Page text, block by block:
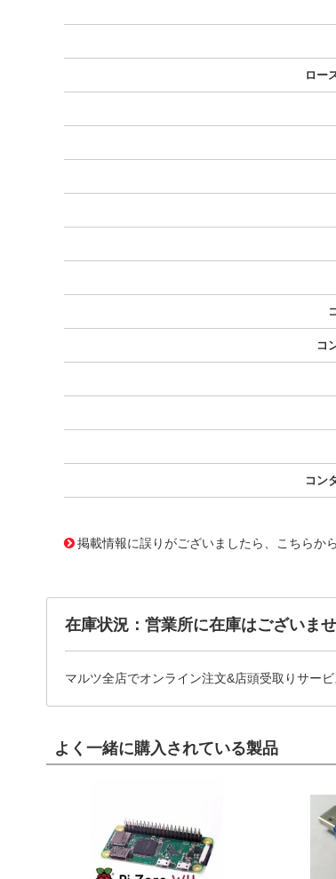
ロー
コ
コン
掲載情報に誤りがございましたら、こちらか
在庫状況：営業所に在庫はございませ
マルツ全店でオンライン注文&店頭受取りサービ
よく一緒に購入されている製品